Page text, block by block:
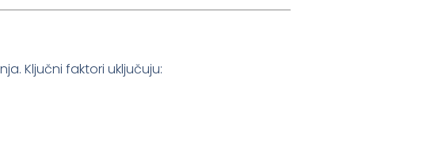
Ključni faktori uključuju: